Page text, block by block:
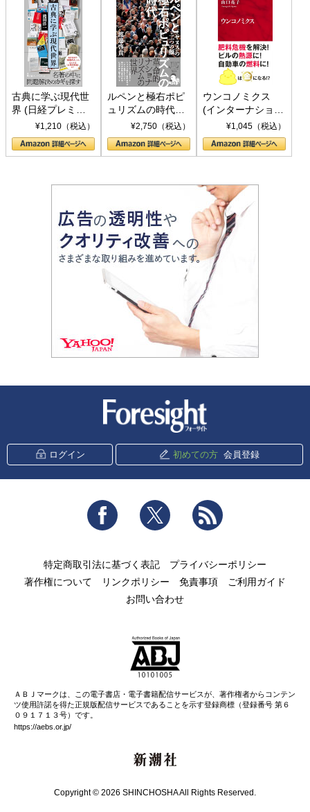
古典に学ぶ現代世
界 (日経プレミア
シリーズ)¥1,210（税込）
ルペンと極右ポピ
ュリズムの時代：
〈ヤヌス〉の二つ
の顔
¥2,750（税込）
ウンコノミクス
(インターナショナ
ル新書)¥1,045（税込）
ログイン 初めての方 会員登録
Facebook Twitter
特定商取引法に基づく表記
プライバシーポリシー
著作権について
リンクポリシー 免責事項
ご利用ガイド
お問い合わせ
ＡＢＪマークは、この電子書店・電子書籍配信サービスが、著作権者からコンテン
ツ使用許諾を得た正規版配信サービスであることを示す登録商標（登録番号 第６
０９１７１３号）です。
https://aebs.or.jp/
Copyright © 2026 SHINCHOSHA All Rights Reserved.